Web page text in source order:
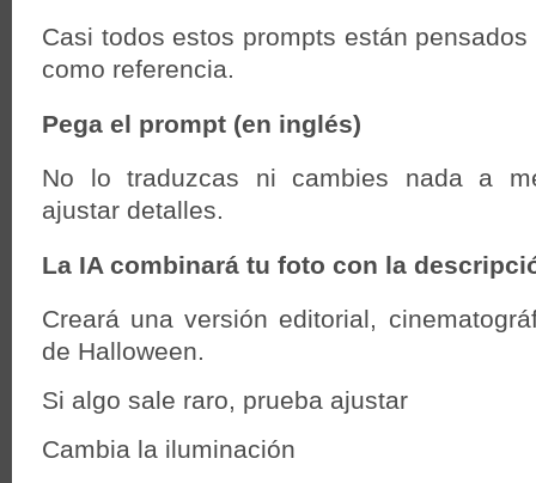
Casi todos estos prompts están
como referencia.
Pega el prompt (en inglés)
No lo traduzcas ni cambies nada a
ajustar detalles.
La IA combinará tu foto con la
Creará una versión editorial,
de Halloween.
Si algo sale raro, prueba ajustar
Cambia la iluminación